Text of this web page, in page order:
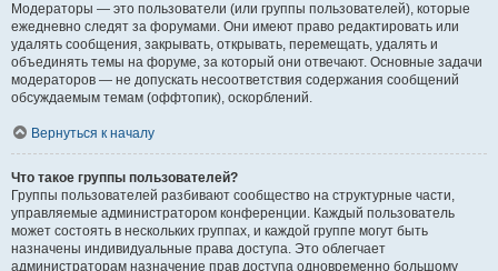
Модераторы — это пользователи (или группы пользователей), которые
ежедневно следят за форумами. Они имеют право редактировать или
удалять сообщения, закрывать, открывать, перемещать, удалять и
объединять темы на форуме, за который они отвечают. Основные задачи
модераторов — не допускать несоответствия содержания сообщений
обсуждаемым темам (оффтопик), оскорблений.
Вернуться к началу
Что такое группы пользователей?
Группы пользователей разбивают сообщество на структурные части,
управляемые администратором конференции. Каждый пользователь
может состоять в нескольких группах, и каждой группе могут быть
назначены индивидуальные права доступа. Это облегчает
администраторам назначение прав доступа одновременно большому